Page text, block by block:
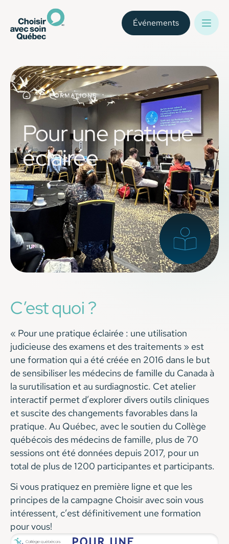
Événements
FORMATIONS
Pour une pratique
éclairée
C’est quoi ?
« Pour une pratique éclairée : une utilisation
judicieuse des examens et des traitements » est
une formation qui a été créée en 2016 dans le but
de sensibiliser les médecins de famille du Canada à
la surutilisation et au surdiagnostic. Cet atelier
interactif permet d’explorer divers outils cliniques
et suscite des changements favorables dans la
pratique. Au Québec, avec le soutien du Collège
québécois des médecins de famille, plus de 70
sessions ont été données depuis 2017, pour un
total de plus de 1200 participantes et participants.
Si vous pratiquez en première ligne et que les
principes de la campagne Choisir avec soin vous
intéressent, c’est définitivement une formation
pour vous!